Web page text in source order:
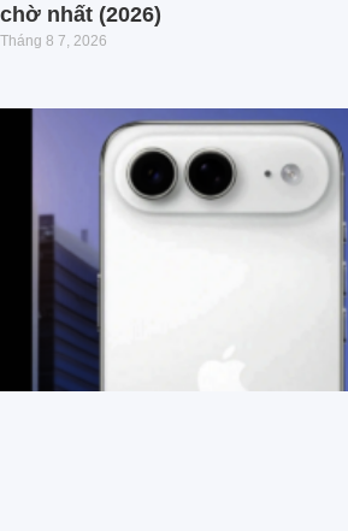
chờ nhất (2026)
Tháng 8 7, 2026